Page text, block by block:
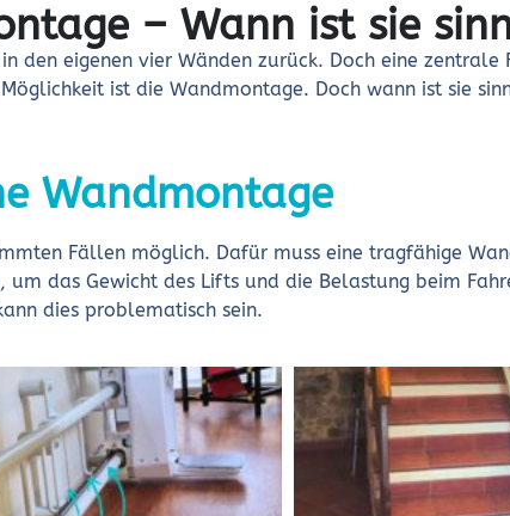
– Wann ist sie
den eigenen vier Wänden zurück. Doch eine zentrale
ist die Wandmontage. Doch wann ist sie
Wandmontage
Fällen möglich. Dafür muss eine tragfähige
das Gewicht des Lifts und die Belastung beim
dies problematisch sein.